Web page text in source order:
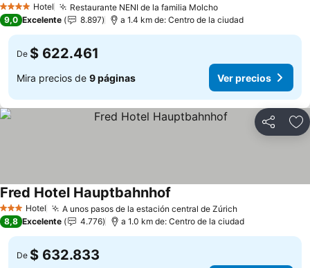
4 EstrellasHotel Restaurante NENI de la familia MolchoVer precios
9,0 Excelente 8.897 a 1.4 km de: Centro de la ciudad
De $ 622.461
Mira precios de 9 páginas Ver precios
Compartir
3 Estrellas
Hotel A unos pasos de la estación central de ZúrichVer precios
Fred Hotel Hauptbahnhof
8,8 Excelente 4.776 a 1.0 km de: Centro de la ciudad
De $ 632.833